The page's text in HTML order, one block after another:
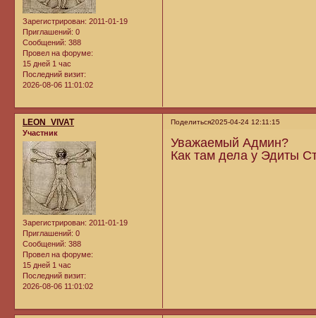
Зарегистрирован: 2011-01-19
Приглашений: 0
Сообщений: 388
Провел на форуме:
15 дней 1 час
Последний визит:
2026-08-06 11:01:02
Поделиться2025-04-24 12:11:15
LEON_VIVAT
Участник
Зарегистрирован: 2011-01-19
Приглашений: 0
Сообщений: 388
Провел на форуме:
15 дней 1 час
Последний визит:
2026-08-06 11:01:02
Уважаемый Админ?
Как там дела у Эдиты